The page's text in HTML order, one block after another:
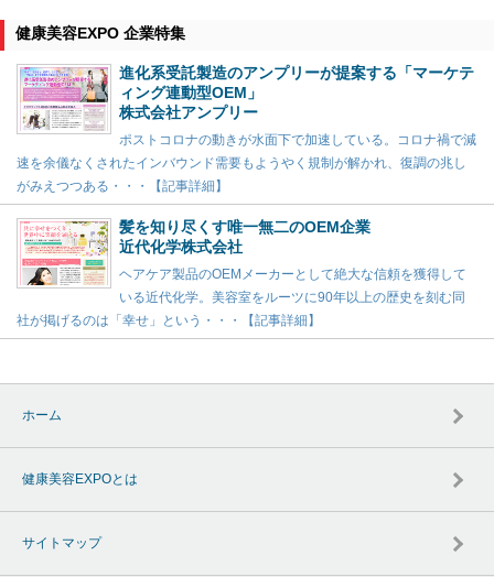
健康美容EXPO 企業特集
進化系受託製造のアンプリーが提案する「マーケテ
ィング連動型OEM」
株式会社アンプリー
ポストコロナの動きが水面下で加速している。コロナ禍で減
速を余儀なくされたインバウンド需要もようやく規制が解かれ、復調の兆し
がみえつつある・・・【記事詳細】
髪を知り尽くす唯一無二のOEM企業
近代化学株式会社
ヘアケア製品のOEMメーカーとして絶大な信頼を獲得して
いる近代化学。美容室をルーツに90年以上の歴史を刻む同
社が掲げるのは「幸せ」という・・・【記事詳細】
ホーム
健康美容EXPOとは
サイトマップ